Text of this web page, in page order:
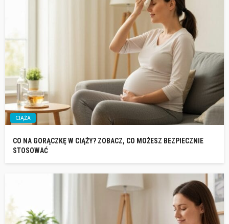
CIĄŻA
CO NA GORĄCZKĘ W CIĄŻY? ZOBACZ, CO MOŻESZ BEZPIECZNIE
STOSOWAĆ